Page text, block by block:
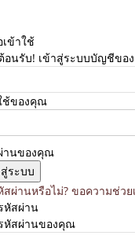
ข้าใช้
อนรับ! เข้าสู่ระบบบัญชีขอ
ช้ของคุณ
านของคุณ
สผ่านหรือไม่? ขอความช่วย
หัสผ่าน
หัสผ่านของคุณ